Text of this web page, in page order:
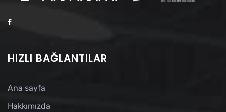
HIZLI BAĞLANTILAR
Ana sayfa
Hakkımızda